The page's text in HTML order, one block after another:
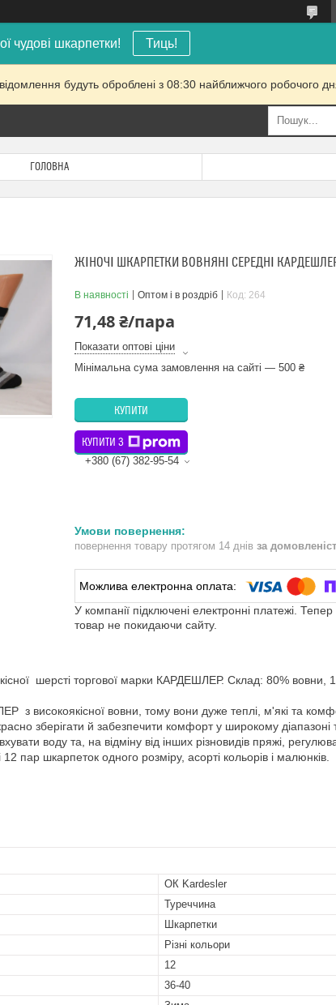
чудові шкарпетки! Тиць!
будуть оброблені з 08:30 найближчого робочого
ГОЛОВНА
ЖІНОЧІ ШКАРПЕТКИ ВОВНЯНІ СЕРЕДНІ
В наявності Оптом і в роздріб Код: 264
71,48 ₴/пара
Показати оптові ціни
Мінімальна сума замовлення на сайті — 500 ₴
КУПИТИ
КУПИТИ З
+380 (67) 382-95-54
повернення товару протягом 14 днів за
У компанії підключені електронні платежі.
товар не покидаючи сайту.
шерсті торгової марки КАРДЕШЛЕР. Склад: 80% вовни,
з високоякісної вовни, тому вони дуже теплі, м'які та
зберігати й забезпечити комфорт у широкому
воду та, на відміну від інших різновидів пряжі,
пар шкарпеток одного розміру, асорті кольорів і малюнків.
ОК Kardesler
Туреччина
Шкарпетки
Різні кольори
12
36-40